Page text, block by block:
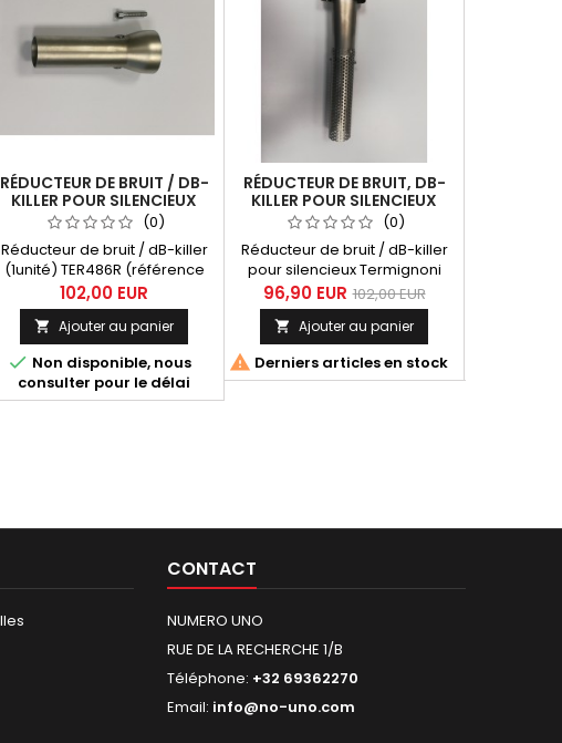
RÉDUCTEUR DE BRUIT / DB-
KILLER POUR SILENCIEUX
RACING DUCATI MONSTER
(0)
Réducteur de bruit / dB-killer
(1unité) TER486R (référence
Ducati 96410371A).
102,00 EUR
 Ajouter au panier
 Non disponible, nous
consulter pour le délai
RÉDUCTEUR DE BRUIT, DB-
KILLER POUR SILENCIEUX
TERMIGNONI H14208040ITC
H14208040INC
(0)
Réducteur de bruit / dB-killer
pour silencieux Termignoni
H14208040ITC et
H14208040INC (HONDA X-ADV,
Forza 750)
96,90 EUR 102,00 EUR
 Ajouter au panier
 Derniers articles en stock
CONTACT
NUMERO UNO
RUE DE LA RECHERCHE 1/B
Téléphone: +32 69362270
Email: info@no-uno.com